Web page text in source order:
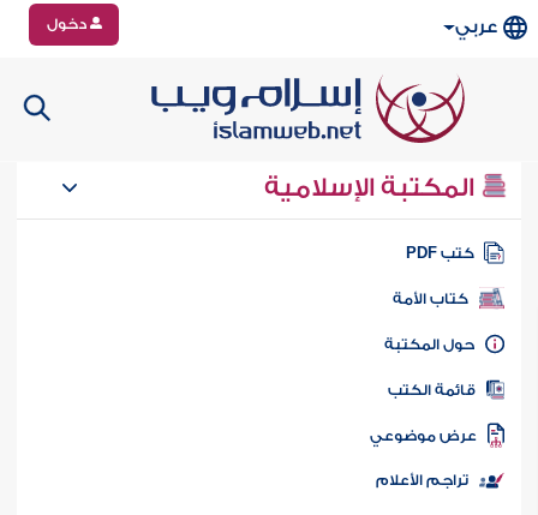
عربي دخول
المكتبة الإسلامية
كتب PDF
كتاب الأمة
المكتبة
الكتب
موضوعي